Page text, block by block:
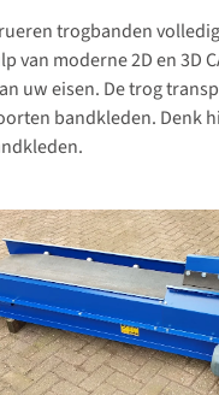
trogbanden
van moderne 2D en 3D
uw eisen. De trog
bandkleden. Denk